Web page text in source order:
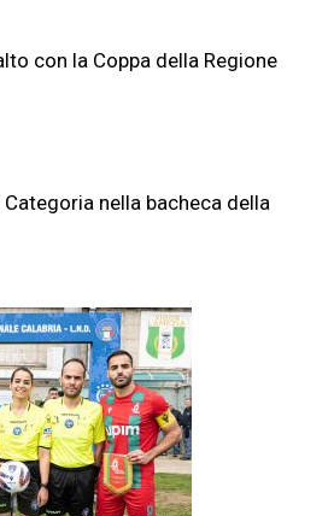
con la Coppa della Regione
nella bacheca della